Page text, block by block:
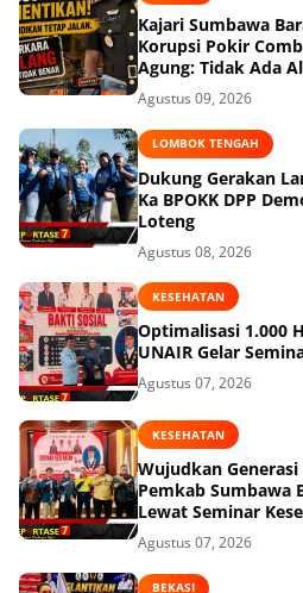
Kajari Sumbawa
Korupsi Pokir
Agung: Tidak Ada
Agustus 09, 2026
LOMBOK TENGAH
Dukung Gerakan
Ka BPOKK DPP
Loteng
Agustus 08, 2026
KESEHATAN
Optimalisasi 1.000
UNAIR Gelar
Agustus 07, 2026
KESEHATAN
Wujudkan Generasi
Pemkab Sumbawa
Lewat Seminar
Agustus 07, 2026
BEKASI